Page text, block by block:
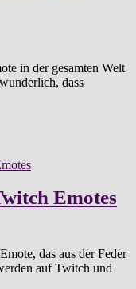
in der gesamten Welt
dass
Emotes
das aus der Feder
auf Twitch und